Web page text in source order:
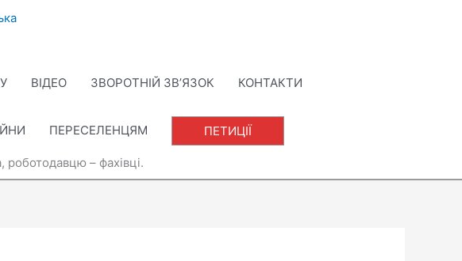
ВІДЕО ЗВОРОТНІЙ ЗВ’ЯЗОК КОНТАКТИ
ПЕРЕСЕЛЕНЦЯМ ПЕТИЦІЇ
роботодавцю – фахівці.